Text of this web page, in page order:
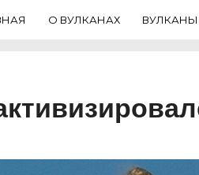
О ВУЛКАНАХ